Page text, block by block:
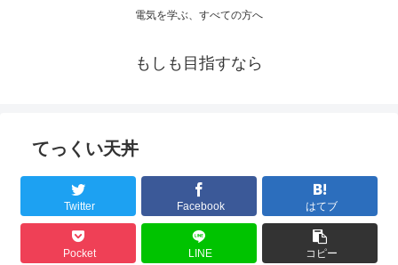
電気を学ぶ、すべての方へ
もしも目指すなら
てっくい天丼
Twitter Facebook はてブ
Pocket LINE コピー